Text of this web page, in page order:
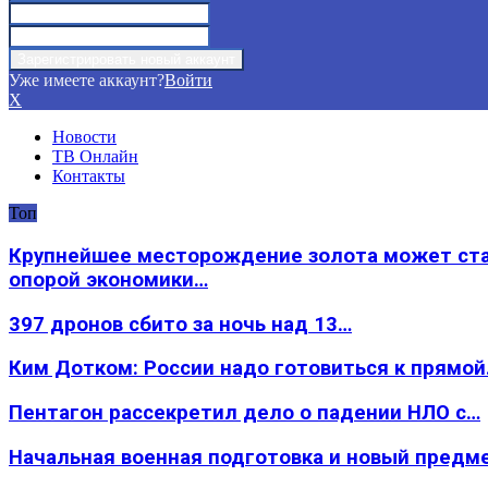
Уже имеете аккаунт?Войти
X
Новости
ТВ Онлайн
Контакты
Топ
Крупнейшее месторождение золота может
опорой экономики…
397 дронов сбито за ночь над 13…
Ким Дотком: России надо готовиться к
Пентагон рассекретил дело о падении НЛО с…
Начальная военная подготовка и новый